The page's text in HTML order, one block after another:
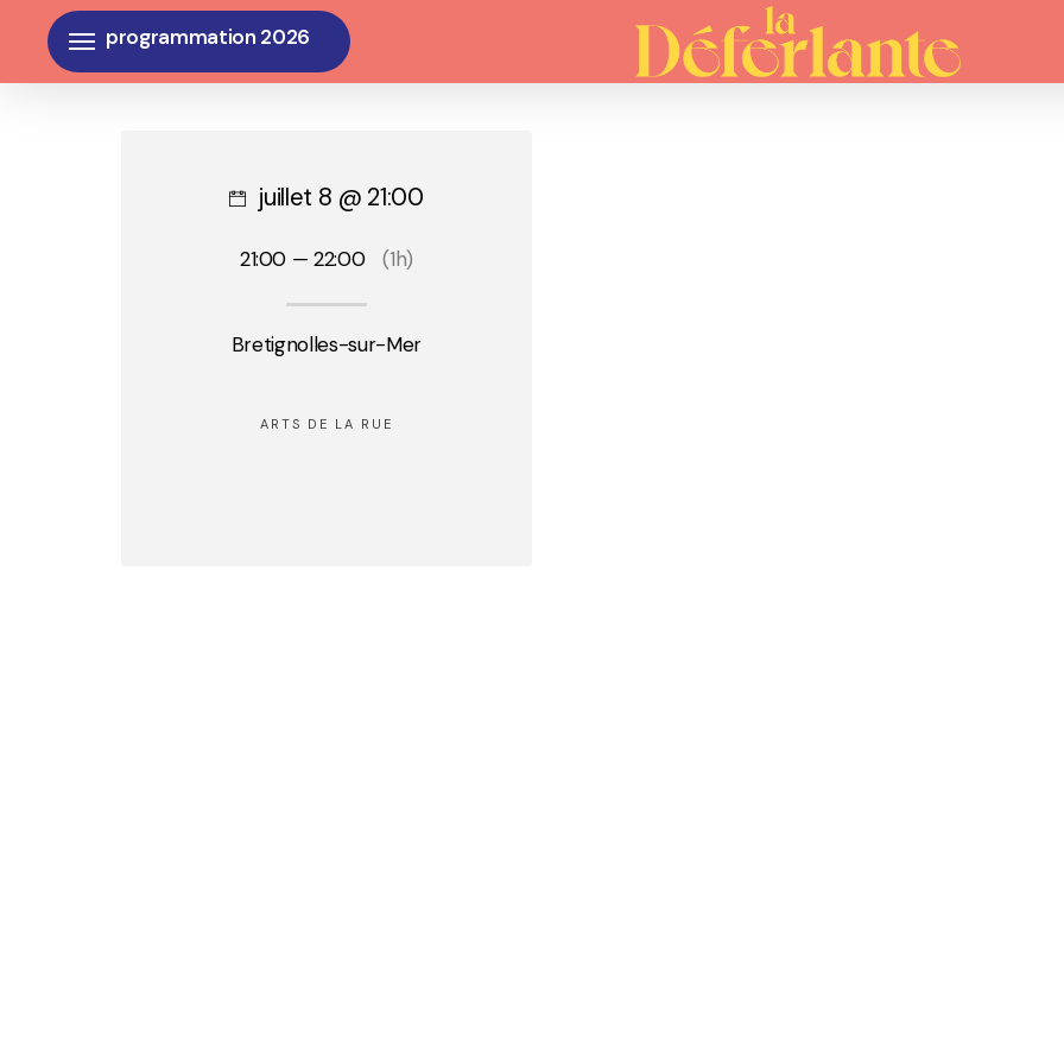
main
Menu
juillet 8 @ 21:00
21:00 — 22:00 (1h)
Bretignolles-sur-Mer
ARTS DE LA RUE